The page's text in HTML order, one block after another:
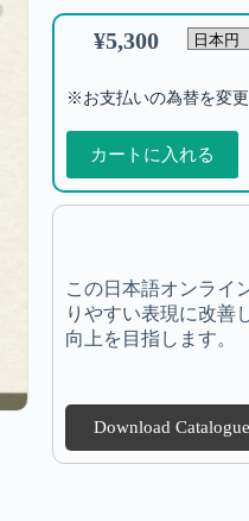
¥5,300
※お支払いの為替を変
カートに入れる
この日本語オンライ
りやすい表現に改善
向上を目指します。
Download Catalogue